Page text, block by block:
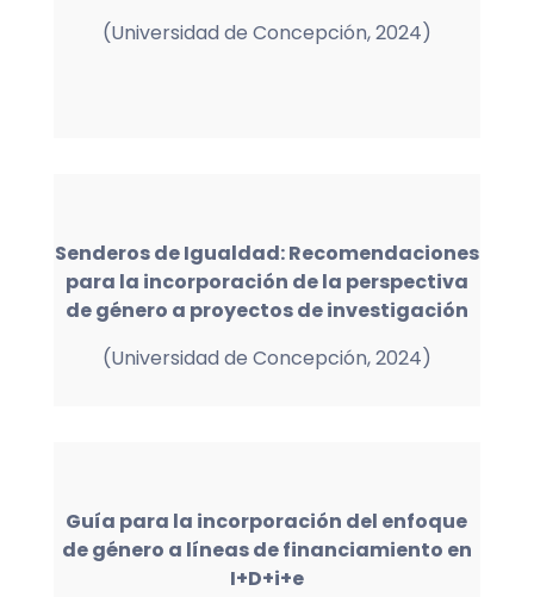
(Universidad de Concepción, 2024)
Senderos de Igualdad: Recomendaciones
para la incorporación de la perspectiva
de género a proyectos de investigación
(Universidad de Concepción, 2024)
Guía para la incorporación del enfoque
de género a líneas de financiamiento en
I+D+i+e